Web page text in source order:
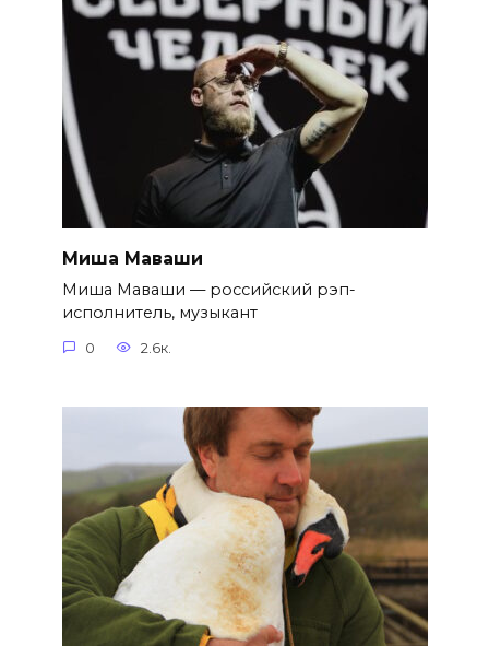
Миша Маваши
Миша Маваши — российский рэп-
исполнитель, музыкант
0 2.6к.